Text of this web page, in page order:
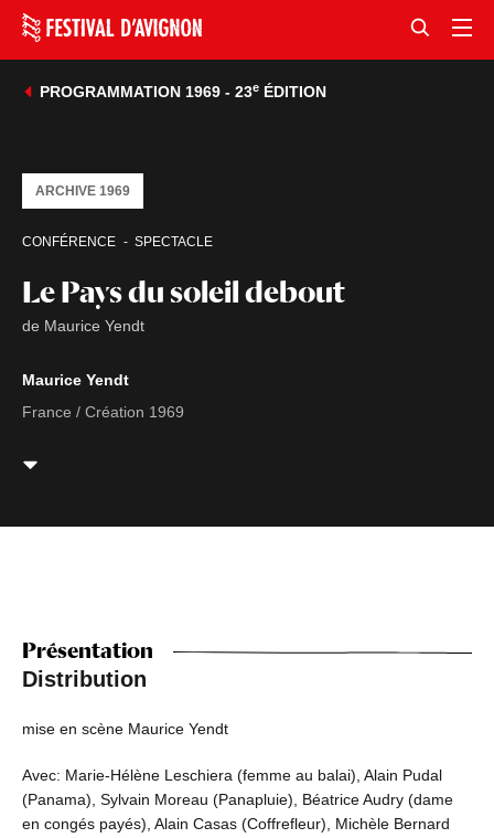
PROGRAMMATION 1969 - 23eÉDITION
Le Pays du soleil debout
de Maurice Yendt
CONFÉRENCE SPECTACLE
ARCHIVE 1969
Maurice Yendt
France / Création 1969
Présentation
Distribution
mise en scène Maurice Yendt
Avec: Marie-Hélène Leschiera (femme au balai), Alain Pudal
(Panama), Sylvain Moreau (Panapluie), Béatrice Audry (dame
en congés payés), Alain Casas (Coffrefleur), Michèle Bernard